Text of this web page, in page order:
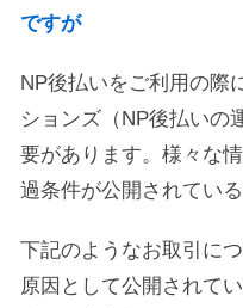
ですが
NP後払いをご利用の際
ションズ（NP後払いの
要があります。様々な
過条件が公開されてい
下記のようなお取引に
原因として公開されて